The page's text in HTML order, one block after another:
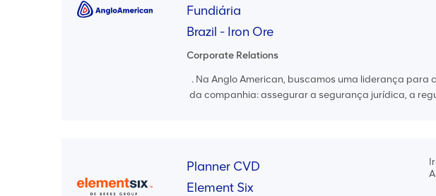
Fundiária
Brazil - Iron Ore
Corporate Relations
. Na Anglo American, buscamos uma liderança para
da companhia: assegurar a segurança jurídica, a
Planner CVD
Element Six